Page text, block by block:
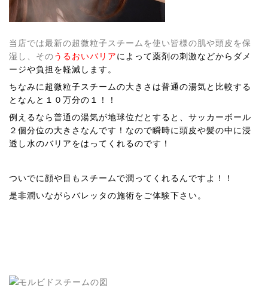
当店では最新の超微粒子スチームを使い皆様の肌や頭皮を保
湿し、そのうるおいバリアによって薬剤の刺激などからダメ
ージや負担を軽減します。
ちなみに超微粒子スチームの大きさは普通の湯気と比較する
となんと１０万分の１！！
例えるなら普通の湯気が地球位だとすると、サッカーボール
２個分位の大きさなんです！なので瞬時に頭皮や髪の中に浸
透し水のバリアをはってくれるのです！
ついでに顔や目もスチームで潤ってくれるんですよ！！
是非潤いながらバレッタの施術をご体験下さい。